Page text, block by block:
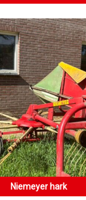
Niemeyer hark